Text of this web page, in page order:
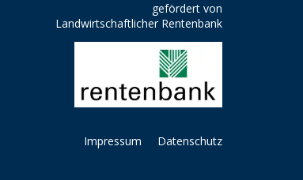
gefördert von
Landwirtschaftlicher Rentenbank
Impressum Datenschutz